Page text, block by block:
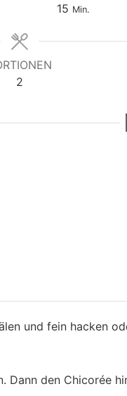
15M
n
Min.
2
und fein hacken
Dann den Chicorée